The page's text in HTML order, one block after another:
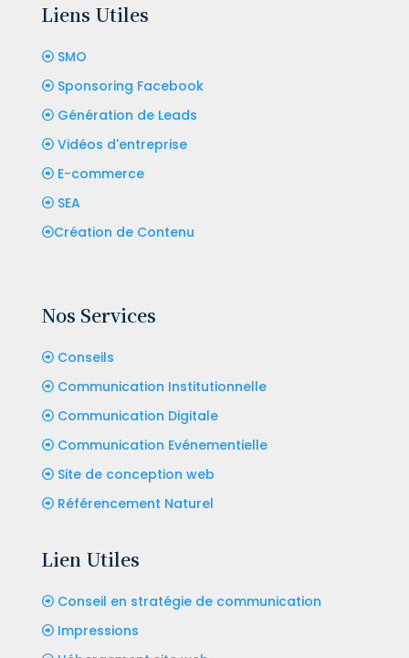
Liens Utiles
SMO
Sponsoring Facebook
Génération de Leads
Vidéos d'entreprise
E-commerce
SEA
Création de Contenu
Nos Services
Conseils
Communication Institutionnelle
Communication Digitale
Communication Evénementielle
Site de conception web
Référencement Naturel
Lien Utiles
Conseil en stratégie de communication
Impressions